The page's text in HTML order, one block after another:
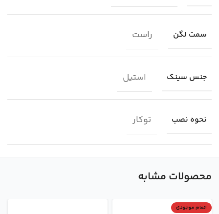
سمت لگن راست
جنس سینک استیل
نحوه نصب توکار
محصولات مشابه
اتمام موجودی